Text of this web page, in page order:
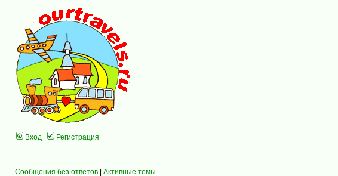
Вход Регистрация
Сообщения без ответов | Активные темы